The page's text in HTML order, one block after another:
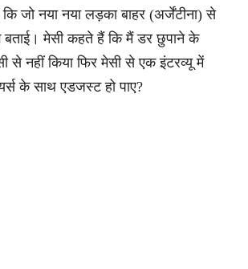
जो नया नया लड़का बाहर (अर्जेंटीना) से
मेसी कहते हैं कि मैं डर छुपाने के
से नहीं किया फिर मेसी से एक इंटरव्यू में
के साथ एडजस्ट हो पाए?